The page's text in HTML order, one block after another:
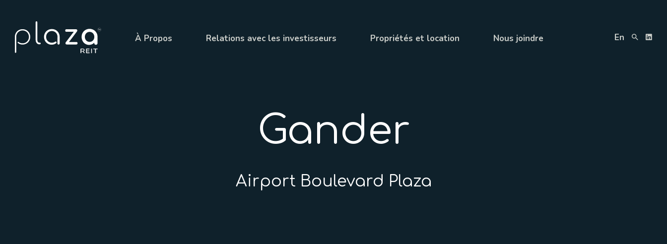
À Propos Relations avec les investisseurs Propriétés et location Nous joindre En
Gander
Airport Boulevard Plaza